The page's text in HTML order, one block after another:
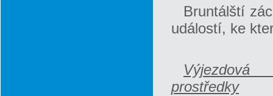
Bruntálští
událostí, ke
prostředky